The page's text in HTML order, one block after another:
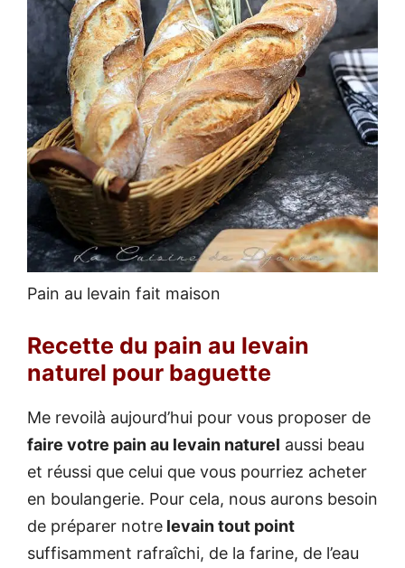
Pain au levain fait maison
Recette du pain au levain
naturel pour baguette
Me revoilà aujourd’hui pour vous proposer de
faire votre pain au levain naturel aussi beau
et réussi que celui que vous pourriez acheter
en boulangerie. Pour cela, nous aurons besoin
de préparer notre levain tout point
suffisamment rafraîchi, de la farine, de l’eau